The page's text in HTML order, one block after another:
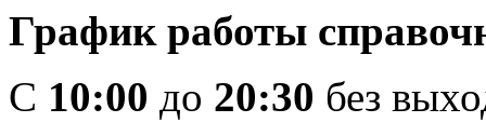
График работы
C 10:00 до 20:30 без